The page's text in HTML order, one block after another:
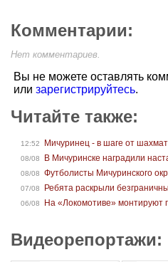
Комментарии:
Нет комментариев.
Вы не можете оставлять
или зарегистрируйтесь.
Читайте также:
12:52 Мичуринец - в шаге от
08/08 В Мичуринске наградили
08/08 Футболисты Мичуринского
07/08 Ребята раскрыли
06/08 На «Локомотиве» монтируют
Видеорепортажи: